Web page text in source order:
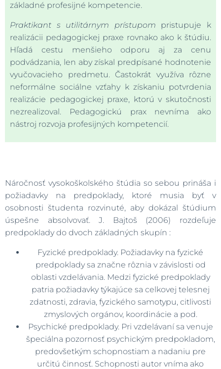
základné profesijné kompetencie.
Praktikant s utilitárnym prístupom pristupuje k
realizácii pedagogickej praxe rovnako ako k štúdiu.
Hľadá cestu menšieho odporu aj za cenu
podvádzania, len aby získal predpísané hodnotenie
vyučovacieho predmetu. Častokrát využíva rôzne
neformálne sociálne vzťahy k získaniu potvrdenia
realizácie pedagogickej praxe, ktorú v skutočnosti
nezrealizoval. Pedagogickú prax nevníma ako
nástroj rozvoja profesijných kompetencií.
Náročnosť vysokoškolského štúdia so sebou prináša i
požiadavky na predpoklady, ktoré musia byť v
osobnosti študenta rozvinuté, aby dokázal štúdium
úspešne absolvovať. J. Bajtoš (2006) rozdeľuje
predpoklady do dvoch základných skupín :
Fyzické predpoklady. Požiadavky na fyzické
predpoklady sa značne rôznia v závislosti od
oblasti vzdelávania. Medzi fyzické predpoklady
patria požiadavky týkajúce sa celkovej telesnej
zdatnosti, zdravia, fyzického samotypu, citlivosti
zmyslových orgánov, koordinácie a pod.
Psychické predpoklady. Pri vzdelávaní sa venuje
špeciálna pozornosť psychickým predpokladom,
predovšetkým schopnostiam a nadaniu pre
určitú činnosť. Schopnosti autor vníma ako